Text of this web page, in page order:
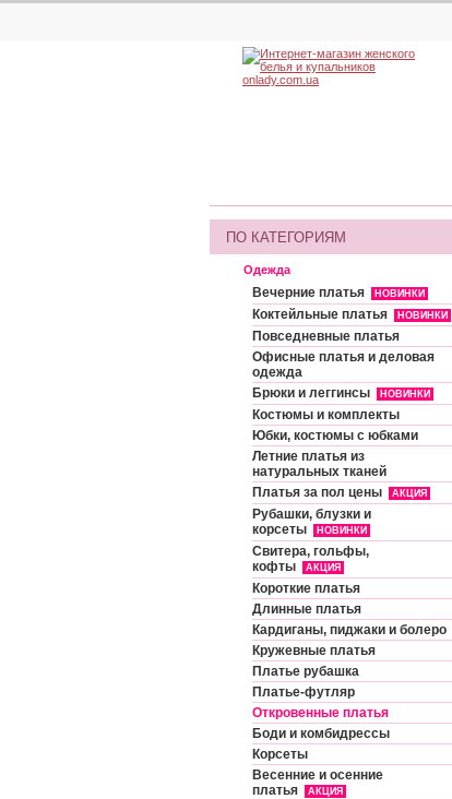
ПО КАТЕГОРИЯМ
Одежда
Вечерние платья НОВИНКИ
Коктейльные платья НОВИНКИ
Повседневные платья
Офисные платья и деловая
одежда
Брюки и леггинсы
НОВИНКИ
Костюмы и комплекты
Юбки, костюмы с юбками
Летние платья из
натуральных тканей
Платья за пол цены
АКЦИЯ
Рубашки, блузки и
корсеты
НОВИНКИ
Свитера, гольфы,
кофты
АКЦИЯ
Короткие платья
Длинные платья
Кардиганы, пиджаки и болеро
Кружевные платья
Платье рубашка
Платье-футляр
Откровенные платья
Боди и комбидрессы
Корсеты
Весенние и осенние
платья
АКЦИЯ